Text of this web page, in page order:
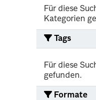
Für diese
Kategorien
Tags
Für diese
gefunden.
Formate